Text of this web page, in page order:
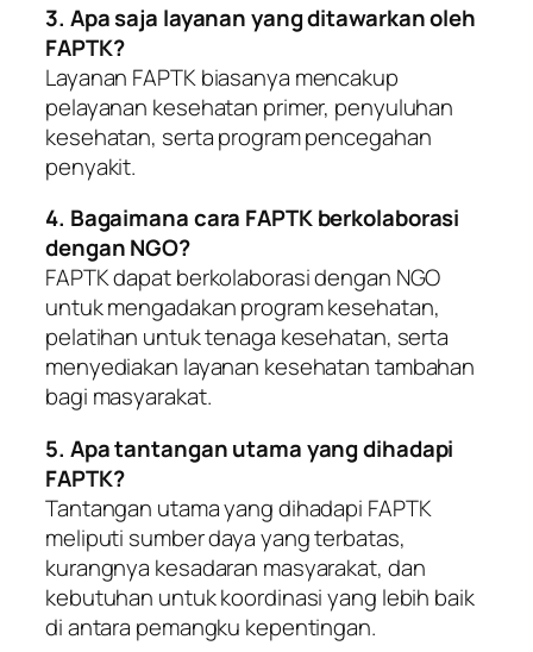
3. Apa saja layanan yang ditawarkan oleh
FAPTK?
Layanan FAPTK biasanya mencakup
pelayanan kesehatan primer, penyuluhan
kesehatan, serta program pencegahan
penyakit.
4. Bagaimana cara FAPTK berkolaborasi
dengan NGO?
FAPTK dapat berkolaborasi dengan NGO
untuk mengadakan program kesehatan,
pelatihan untuk tenaga kesehatan, serta
menyediakan layanan kesehatan tambahan
bagi masyarakat.
5. Apa tantangan utama yang dihadapi
FAPTK?
Tantangan utama yang dihadapi FAPTK
meliputi sumber daya yang terbatas,
kurangnya kesadaran masyarakat, dan
kebutuhan untuk koordinasi yang lebih baik
di antara pemangku kepentingan.